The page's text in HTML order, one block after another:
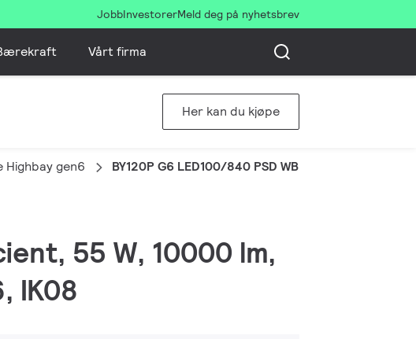
JobbInvestorerMeld deg på nyhetsbrev
Vårt firma
Her kan du kjøpe
Highbay gen6 BY120P G6 LED100/840 PSD WB
55 W, 10000 lm,
IK08